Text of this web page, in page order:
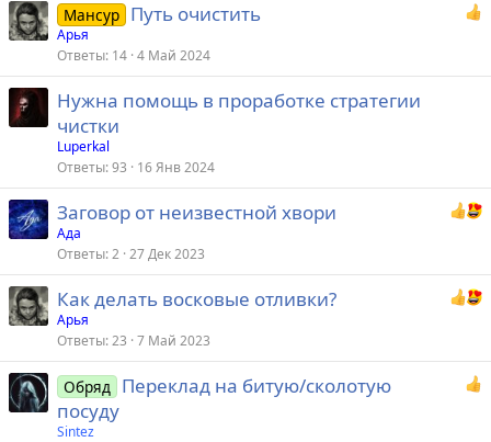
Мансур Путь очистить
Арья
Ответы 14 4 Май 2024
Нужна помощь в проработке стратегии
чистки
Luperkal
Ответы 93 16 Янв 2024
Заговор от неизвестной хвори
Ада
Ответы 2 27 Дек 2023
Как делать восковые отливки?
Арья
Ответы 23 7 Май 2023
Обряд Переклад на битую/сколотую
посуду
Sintez